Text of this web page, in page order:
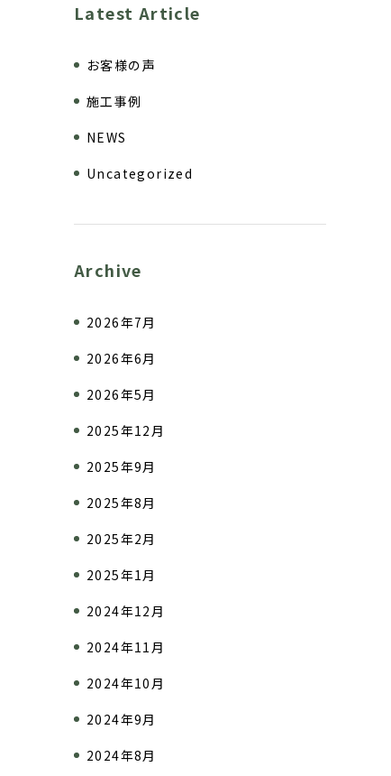
Latest Article
お客様の声
施工事例
NEWS
Uncategorized
Archive
2026年7月
2026年6月
2026年5月
2025年12月
2025年9月
2025年8月
2025年2月
2025年1月
2024年12月
2024年11月
2024年10月
2024年9月
2024年8月